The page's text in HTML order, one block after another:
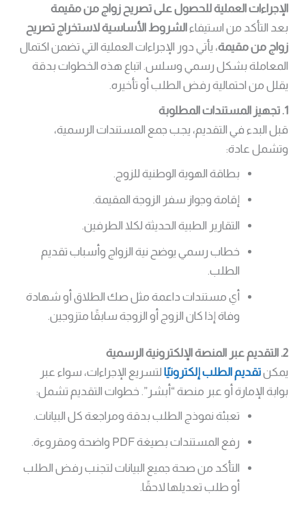
الإجراءات العملية للحصول على تصريح زواج من مقيمة
بعد التأكد من استيفاءالشروط الأساسية لاستخراج تصريح
زواج من مقيمة، يأتي دور الإجراءات العملية التي تضمن اكتمال
المعاملة بشكل رسمي وسلس. اتباع هذه الخطوات بدقة
يقلل من احتمالية رفض الطلب أو تأخيره.
1. تجهيز المستندات المطلوبة
قبل البدء في التقديم، يجب جمع المستندات الرسمية،
وتشمل عادة:
بطاقة الهوية الوطنية للزوج.
إقامة وجواز سفر الزوجة المقيمة.
التقارير الطبية الحديثة لكلا الطرفين.
خطاب رسمي يوضح نية الزواج وأسباب تقديم
الطلب.
أي مستندات داعمة مثل صك الطلاق أو شهادة
وفاة إذا كان الزوج أو الزوجة سابقًا متزوجين.
2. التقديم عبر المنصة الإلكترونية الرسمية
يمكنتقديم الطلب إلكترونيًا لتسريع الإجراءات، سواء عبر
بوابة الإمارة أو عبر منصة “أبشر”. خطوات التقديم تشمل:
تعبئة نموذج الطلب بدقة ومراجعة كل البيانات.
رفع المستندات بصيغة PDF واضحة ومقروءة.
التأكد من صحة جميع البيانات لتجنب رفض الطلب
أو طلب تعديلها لاحقًا.